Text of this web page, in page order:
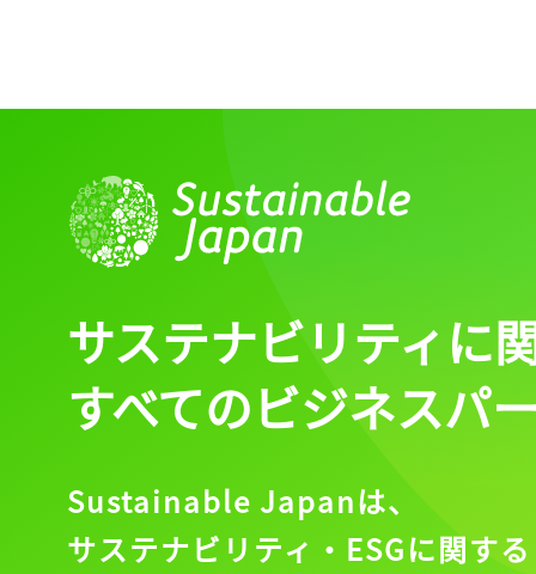
サステナビリティに
すべてのビジネスパ
Sustainable Japanは、
サステナビリティ・ESGに関する